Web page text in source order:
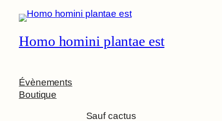
Homo homini plantae est
Évènements
Boutique
Sauf cactus